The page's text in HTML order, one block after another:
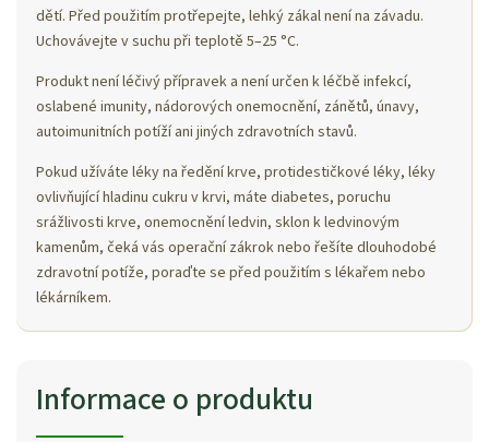
dětí. Před použitím protřepejte, lehký zákal není na závadu.
Uchovávejte v suchu při teplotě 5–25 °C.
Produkt není léčivý přípravek a není určen k léčbě infekcí,
oslabené imunity, nádorových onemocnění, zánětů, únavy,
autoimunitních potíží ani jiných zdravotních stavů.
Pokud užíváte léky na ředění krve, protidestičkové léky, léky
ovlivňující hladinu cukru v krvi, máte diabetes, poruchu
srážlivosti krve, onemocnění ledvin, sklon k ledvinovým
kamenům, čeká vás operační zákrok nebo řešíte dlouhodobé
zdravotní potíže, poraďte se před použitím s lékařem nebo
lékárníkem.
Informace o produktu